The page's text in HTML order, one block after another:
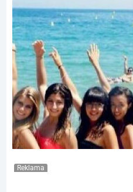
Reklama